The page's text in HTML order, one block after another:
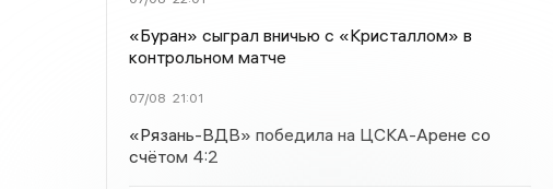
«Буран» сыграл вничью с «Кристаллом» в
контрольном матче
07/08 21:01
«Рязань-ВДВ» победила на ЦСКА-Арене со
счётом 4:2